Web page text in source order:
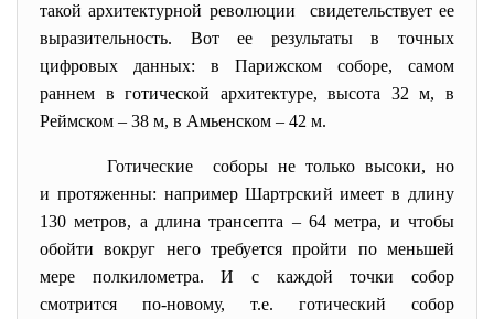
такой архитектурной революции свидетельствует ее
выразительность. Вот ее результаты в точных
цифровых данных: в Парижском соборе, самом
раннем в готической архитектуре, высота 32 м, в
Реймском – 38 м, в Амьенском – 42 м.
Готические соборы не только высоки, но
и протяженны: например Шартрский имеет в длину
130 метров, а длина трансепта – 64 метра, и чтобы
обойти вокруг него требуется пройти по меньшей
мере полкилометра. И с каждой точки собор
смотрится по-новому, т.е. готический собор